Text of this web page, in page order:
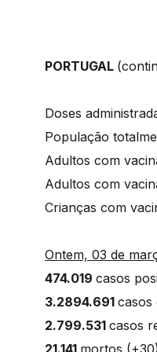
PORTUGAL
Doses
População
Adultos com
Adultos com
Crianças com
Ontem, 03 de
474.019 casos
3.2894.691
2.799.531 casos